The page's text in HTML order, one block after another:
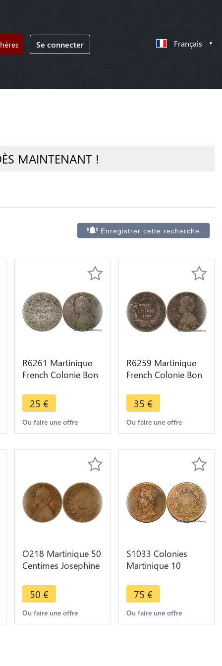
Se connecter Français
MAINTENANT !
Enregistrer cette recherche
R6261 Martinique
French Colonie Bon
> Make offer
25 €
Ou faire une offre
R6259 Martinique
French Colonie Bon
> Make offer
35 €
Ou faire une offre
O218 Martinique 50
Centimes Josephine
-> Make offer
50 €
Ou faire une offre
S1033 Colonies
Martinique 10
1827 H La Rochelle
-> Faire Offre
75 €
Ou faire une offre